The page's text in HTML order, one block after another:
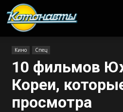
Кино Спец
10 фильмов
Кореи,
просмотра